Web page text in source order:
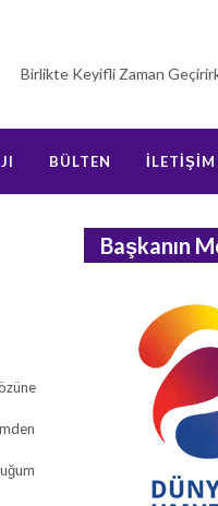
Birlikte Keyifli Zaman
BÜLTEN İLETİŞİM
Başkanın